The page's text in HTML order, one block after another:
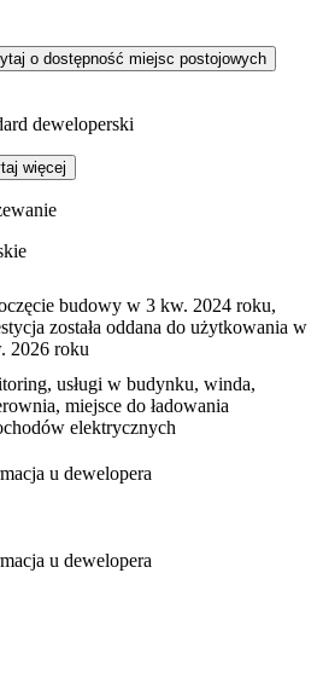
o dostępność miejsc postojowych
deweloperski
więcej
budowy w 3 kw. 2024 roku,
została oddana do użytkowania w
2026 roku
usługi w budynku, winda,
miejsce do ładowania
elektrycznych
u dewelopera
u dewelopera